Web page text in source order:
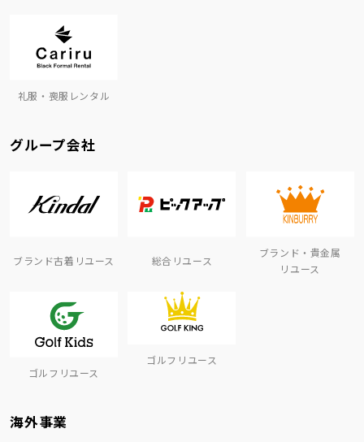
礼服・喪服レンタル
グループ会社
ブランド古着リユース 総合リユース
ブランド・貴金属
リユース
ゴルフリユース
ゴルフリユース
海外事業